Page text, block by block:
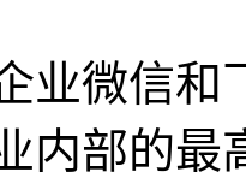
业微信和
内部的最